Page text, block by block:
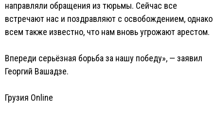
направляли обращения из тюрьмы. Сейчас все
встречают нас и поздравляют с освобождением, однако
всем также известно, что нам вновь угрожают арестом.
Впереди серьёзная борьба за нашу победу», — заявил
Георгий Вашадзе.
Грузия Online